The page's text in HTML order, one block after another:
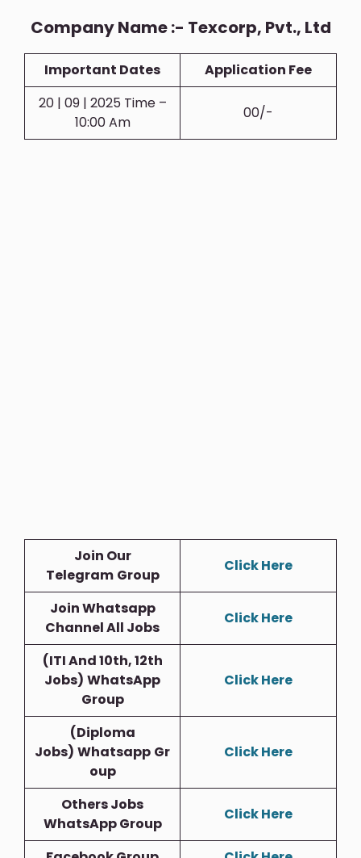
Company Name :- Texcorp, Pvt., Ltd
Important Dates
Application Fee
20 | 09 | 2025 Time –
10:00 Am
00/-
Join Our
Telegram Group
Click Here
Join Whatsapp
Channel All Jobs
Click Here
(ITI And 10th, 12th
Jobs) WhatsApp
Group
Click Here
(Diploma
Jobs) Whatsapp Gr
Oup
Click Here
Others Jobs
WhatsApp Group
Click Here